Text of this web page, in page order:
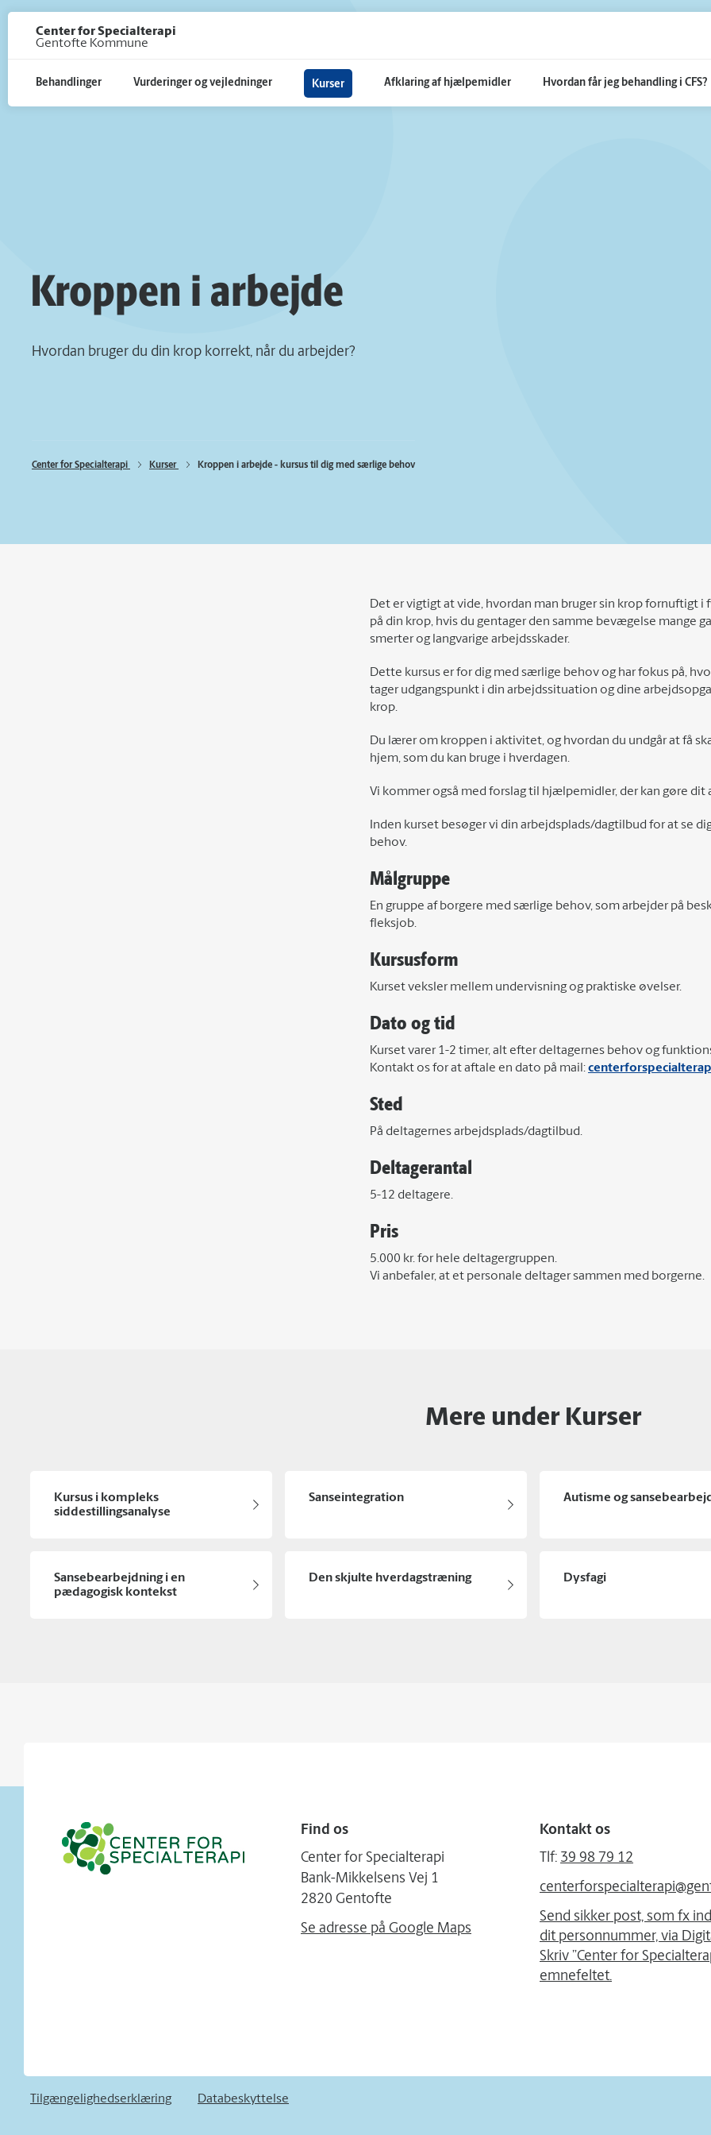
Center for Specialterapi
Gentofte Kommune
Behandlinger Vurderinger og vejledninger Kurser Afklaring af hjælpemidler Hvordan får jeg behandling i CFS?
Kroppen i arbejde
Hvordan bruger du din krop korrekt, når du arbejder?
Center for Specialterapi Kurser Kroppen i arbejde - kursus til dig med særlige behov
Det er vigtigt at vide, hvordan man bruger sin krop fornuftigt
på din krop, hvis du gentager den samme bevægelse mange
smerter og langvarige arbejdsskader.
Dette kursus er for dig med særlige behov og har fokus på,
tager udgangspunkt i din arbejdssituation og dine
krop.
Du lærer om kroppen i aktivitet, og hvordan du undgår at få
hjem, som du kan bruge i hverdagen.
Vi kommer også med forslag til hjælpemidler, der kan gøre dit
Inden kurset besøger vi din arbejdsplads/dagtilbud for at se
behov.
Målgruppe
En gruppe af borgere med særlige behov, som arbejder på
fleksjob.
Kursusform
Kurset veksler mellem undervisning og praktiske øvelser.
Dato og tid
Kurset varer 1-2 timer, alt efter deltagernes behov og
Kontakt os for at aftale en dato på mail:
Sted
På deltagernes arbejdsplads/dagtilbud.
Deltagerantal
5-12 deltagere.
Pris
5.000 kr. for hele deltagergruppen.
Vi anbefaler, at et personale deltager sammen med borgerne.
Mere under Kurser
Kursus i kompleks
siddestillingsanalyse
Sanseintegration Autisme og
Sansebearbejdning i en
pædagogisk kontekst
Den skjulte hverdagstræning Dysfagi
Find os
Center for Specialterapi
Bank-Mikkelsens Vej 1
2820 Gentofte
Se adresse på Google Maps
Kontakt os
Tlf: 39 98 79 12
Send sikker post, som fx
dit personnummer, via
Skriv ”Center for
emnefeltet.
Tilgængelighedserklæring Databeskyttelse